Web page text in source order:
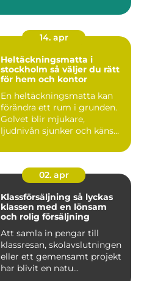
14. apr
Heltäckningsmatta i
stockholm så väljer du rätt
för hem och kontor
En heltäckningsmatta kan
förändra ett rum i grunden.
Golvet blir mjukare,
ljudnivån sjunker och käns...
02. apr
Klassförsäljning så lyckas
klassen med en lönsam
och rolig försäljning
Att samla in pengar till
klassresan, skolavslutningen
eller ett gemensamt projekt
har blivit en natu...